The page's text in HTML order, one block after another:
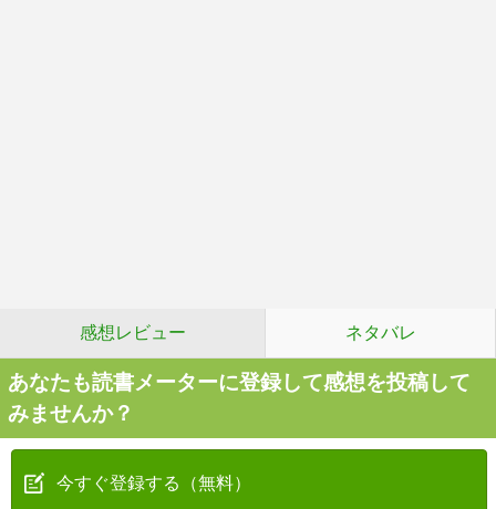
感想レビュー ネタバレ
あなたも読書メーターに登録して感想を投稿して
みませんか？
今すぐ登録する（無料）